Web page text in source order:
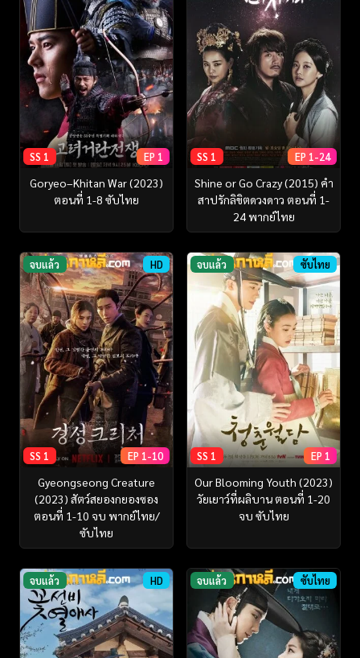
SS 1 EP 1
Goryeo–Khitan War (2023)
ตอนที่ 1-8 ซับไทย
SS 1 EP 1-24
Shine or Go Crazy (2015) คำ
สาปรักลิขิตดวงดาว ตอนที่ 1-
24 พากย์ไทย
จบแล้ว HD
SS 1 EP 1-10
Gyeongseong Creature
(2023) สัตว์สยองกยองซอง
ตอนที่ 1-10 จบ พากย์ไทย/
ซับไทย
จบแล้ว ซับไทย
SS 1 EP 1
Our Blooming Youth (2023)
วัยเยาว์ที่ผลิบาน ตอนที่ 1-20
จบ ซับไทย
จบแล้ว HD จบแล้ว ซับไทย